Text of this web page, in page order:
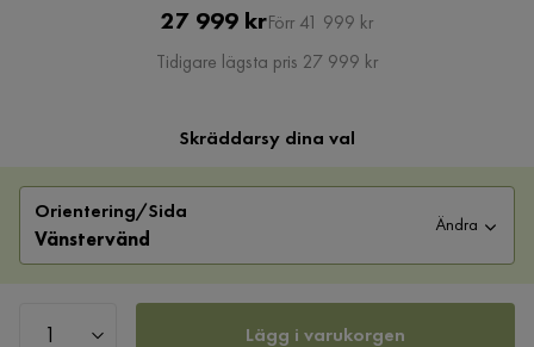
Pris
27 999 krOriginal
Pris
Förr 41 999 kr
Tidigare lägsta pris 27 999 kr
Skräddarsy dina val
Orientering/Sida
Vänstervänd
Ändra
Lägg i varukorgen